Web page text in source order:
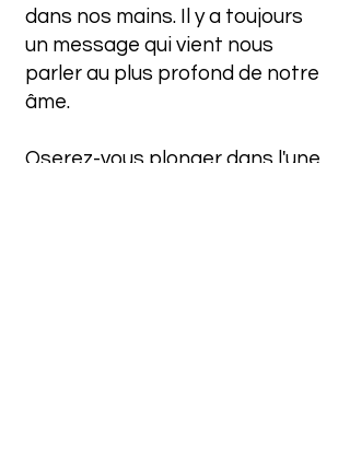
dans nos mains. Il y a toujours
un message qui vient nous
parler au plus profond de notre
âme.
Oserez-vous plonger dans l'une